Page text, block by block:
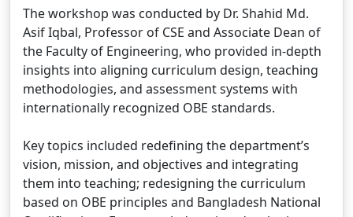
The workshop was conducted by Dr. Shahid Md.
Asif Iqbal, Professor of CSE and Associate Dean of
the Faculty of Engineering, who provided in-depth
insights into aligning curriculum design, teaching
methodologies, and assessment systems with
internationally recognized OBE standards.
Key topics included redefining the department’s
vision, mission, and objectives and integrating
them into teaching; redesigning the curriculum
based on OBE principles and Bangladesh National